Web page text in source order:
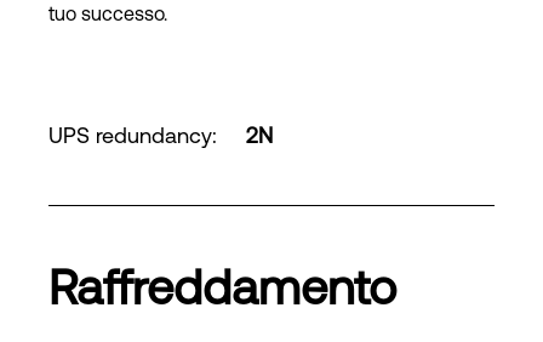
tuo successo.
UPS redundancy: 2N
Raffreddamento